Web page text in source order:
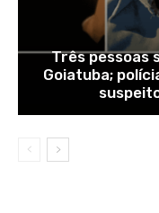
Três pessoas
Goiatuba;